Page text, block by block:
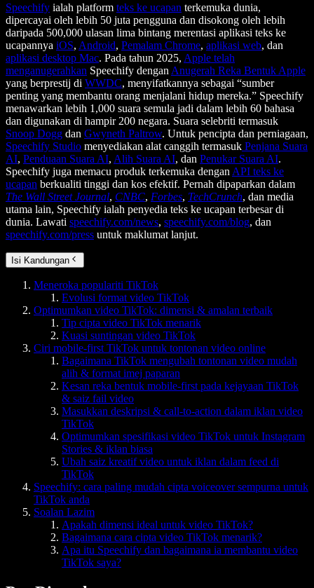
Speechify ialah platform teks ke ucapan terkemuka dunia,
dipercayai oleh lebih 50 juta pengguna dan disokong oleh lebih
daripada 500,000 ulasan lima bintang merentasi aplikasi teks ke
ucapannya iOS, Android, Pemalam Chrome, aplikasi web, dan
aplikasi desktop Mac. Pada tahun 2025, Apple telah
menganugerahkan Speechify dengan Anugerah Reka Bentuk Apple
yang berprestij di WWDC, menyifatkannya sebagai “sumber
penting yang membantu orang menjalani hidup mereka.” Speechify
menawarkan lebih 1,000 suara semula jadi dalam lebih 60 bahasa
dan digunakan di hampir 200 negara. Suara selebriti termasuk
Snoop Dogg dan Gwyneth Paltrow. Untuk pencipta dan perniagaan,
Speechify Studio menyediakan alat canggih termasuk Penjana Suara
AI, Penduaan Suara AI, Alih Suara AI, dan Penukar Suara AI.
Speechify juga memacu produk terkemuka dengan API teks ke
ucapan berkualiti tinggi dan kos efektif. Pernah dipaparkan dalam
The Wall Street Journal, CNBC, Forbes, TechCrunch, dan media
utama lain, Speechify ialah penyedia teks ke ucapan terbesar di
dunia. Lawati speechify.com/news, speechify.com/blog, dan
speechify.com/press untuk maklumat lanjut.
Isi Kandungan
Meneroka populariti TikTok
Evolusi format video TikTok
Optimumkan video TikTok: dimensi & amalan terbaik
Tip cipta video TikTok menarik
Kuasi suntingan video TikTok
Ciri mobile-first TikTok untuk tontonan video online
Bagaimana TikTok mengubah tontonan video mudah
alih & format imej paparan
Kesan reka bentuk mobile-first pada kejayaan TikTok
& saiz fail video
Masukkan deskripsi & call-to-action dalam iklan video
TikTok
Optimumkan spesifikasi video TikTok untuk Instagram
Stories & iklan biasa
Ubah saiz kreatif video untuk iklan dalam feed di
TikTok
Speechify: cara paling mudah cipta voiceover sempurna untuk
TikTok anda
Soalan Lazim
Apakah dimensi ideal untuk video TikTok?
Bagaimana cara cipta video TikTok menarik?
Apa itu Speechify dan bagaimana ia membantu video
TikTok saya?